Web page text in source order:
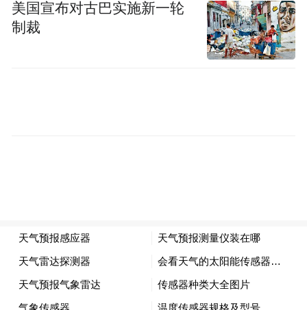
美国宣布对古巴实施新一轮
制裁